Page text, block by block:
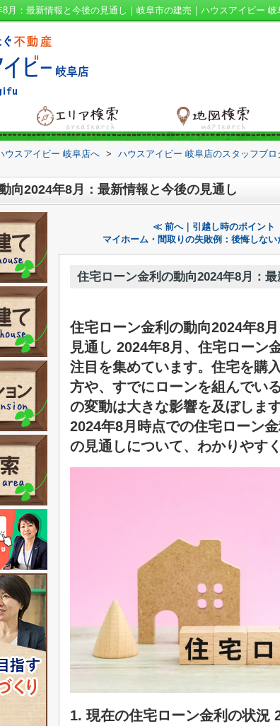
月：最新情報と今後の見通し｜岐阜市の建売｜ハウスアイビー 岐
ウスアイビー 岐阜店へ > ハウスアイビー 岐阜店のスタッフブロ
向2024年8月：最新情報と今後の見通し
≪ 前へ｜引越し時のポイント
マイホーム・間取りの失敗例：後悔しな
住宅ローン金利の動向2024年8月：
住宅ローン金利の動向2024年8
見通し 2024年8月、住宅ローン
注目を集めています。住宅を購
方や、すでにローンを組んでい
の変動は大きな影響を及ぼしま
2024年8月時点での住宅ローン
の見通しについて、わかりやす
1. 現在の住宅ローン金利の状況